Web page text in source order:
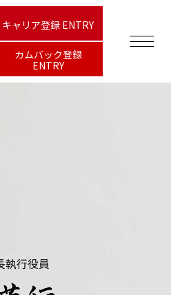
キャリア登録 ENTRY
カムバック登録
ENTRY